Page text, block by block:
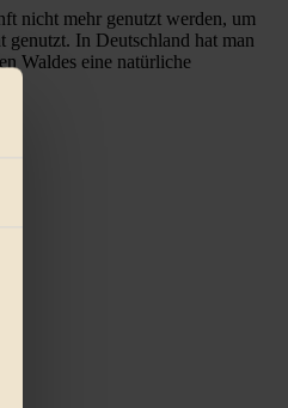
nicht mehr genutzt werden, um
In Deutschland hat man
Waldes eine natürliche